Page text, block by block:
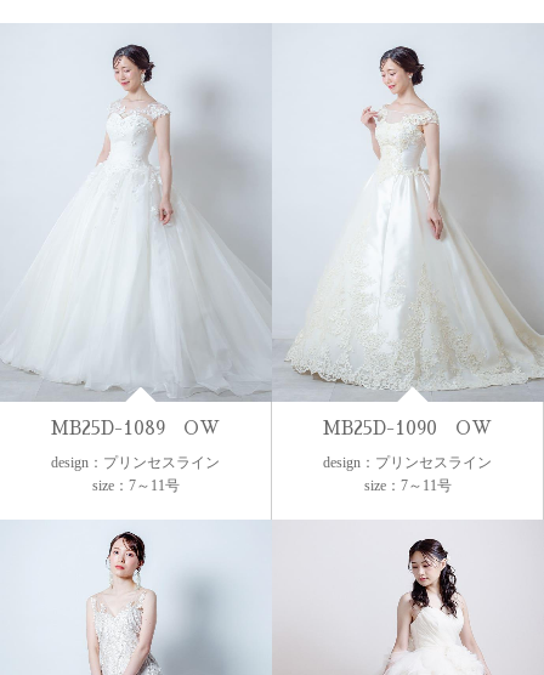
MB25D-1089 OW
design：プリンセスライン
size：7～11号
MB25D-1090 OW
design：プリンセスライン
size：7～11号